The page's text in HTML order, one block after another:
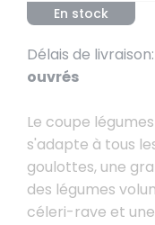
En stock
Délais de livraison:
ouvrés
Le coupe
s'adapte à tous
goulottes, une
des légumes
céleri-rave et